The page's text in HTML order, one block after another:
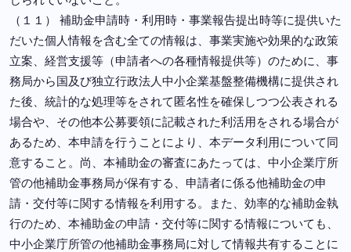
（１１） 補助金申請時・利用時・事業報告提出時等に提供いた
だいた個人情報を含む全ての情報は、事業実施や効果的な政策
立案、経営支援等（申請者への各種情報提供等）のために、事
務局から国及び独立行政法人中小企業基盤整備機構に提供され
た後、統計的な処理等をされて匿名性を確保しつつ公表される
場合や、その他本公募要領に記載された利活用をされる場合が
あるため、本申請を行うことにより、本データ利用について同
意すること。尚、本補助金の審査にあたっては、中小企業庁所
管の他補助金事務局が保有する、申請者に係る他補助金の申
請・交付等に関する情報を利用する。また、効率的な補助金執
行のため、本補助金の申請・交付等に関する情報についても、
中小企業庁所管の他補助金事務局に対して情報共有することに